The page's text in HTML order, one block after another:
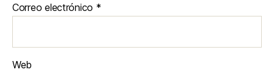
Correo electrónico *
Web